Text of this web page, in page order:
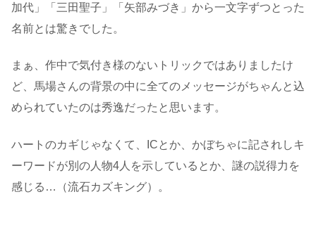
加代」「三田聖子」「矢部みづき」から一文字ずつとった
名前とは驚きでした。
まぁ、作中で気付き様のないトリックではありましたけ
ど、馬場さんの背景の中に全てのメッセージがちゃんと込
められていたのは秀逸だったと思います。
ハートのカギじゃなくて、ICとか、かぼちゃに記されしキ
ーワードが別の人物4人を示しているとか、謎の説得力を
感じる…（流石カズキング）。